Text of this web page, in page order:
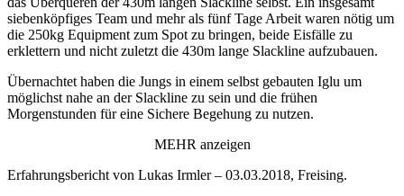
siebenköpfiges Team und mehr als fünf Tage Arbeit waren nötig um
die 250kg Equipment zum Spot zu bringen, beide Eisfälle zu
erklettern und nicht zuletzt die 430m lange Slackline aufzubauen.
Übernachtet haben die Jungs in einem selbst gebauten Iglu um
möglichst nahe an der Slackline zu sein und die frühen
Morgenstunden für eine Sichere Begehung zu nutzen.
MEHR anzeigen
Erfahrungsbericht von Lukas Irmler – 03.03.2018, Freising.